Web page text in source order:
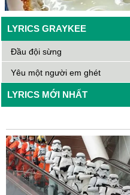
LYRICS GRAYKEE
Đầu đội sừng
Yêu một người em ghét
LYRICS MỚI NHẤT